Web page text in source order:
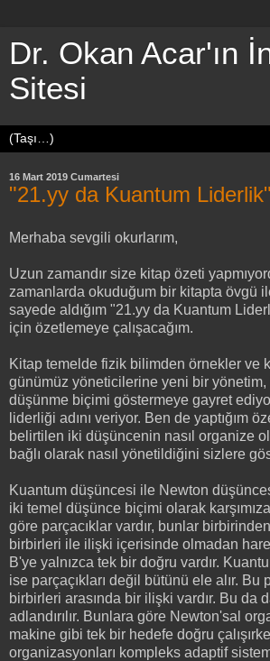
Dr. Okan Acar'ın
Sitesi
16 Mart 2019 Cumartesi
"21.yy da Kuantum
Merhaba sevgili okurlarım,
Uzun zamandır size kitap özeti
zamanlarda okuduğum bir kitapta övgü
sayede aldığım "21.yy da Kuantum
için özetlemeye çalışacağım.
Kitap temelde fizik bilimden örnekler ve
günümüz yöneticilerine yeni bir
düşünme biçimi göstermeye gayret
liderliği adını veriyor. Ben de yaptığım
belirtilen iki düşüncenin nasıl organize
bağlı olarak nasıl yönetildiğini sizlere
Kuantum düşüncesi ile Newton
iki temel düşünce biçimi olarak
göre parçacıklar vardır, bunlar
birbirleri ile ilişki içerisinde olmadan
B'ye yalnızca tek bir doğru vardır.
ise parçaçıkları değil bütünü ele alır. Bu
birbirleri arasında bir ilişki vardır. Bu da
adlandırılır. Bunlara göre Newton'sal
makine gibi tek bir hedefe doğru
organizasyonları kompleks adaptif